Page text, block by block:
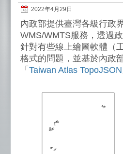
2022年4月29日
內政部提供臺灣各級行政
WMS/WMTS服務，透過
針對有些線上繪圖軟體（
格式的問題，並基於內政
「 Taiwan Atlas TopoJSON